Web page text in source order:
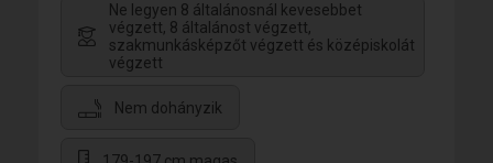
Ne legyen 8 általánosnál kevesebbet
végzett, 8 általánost végzett,
szakmunkásképzőt végzett és középiskolát
végzett
Nem dohányzik